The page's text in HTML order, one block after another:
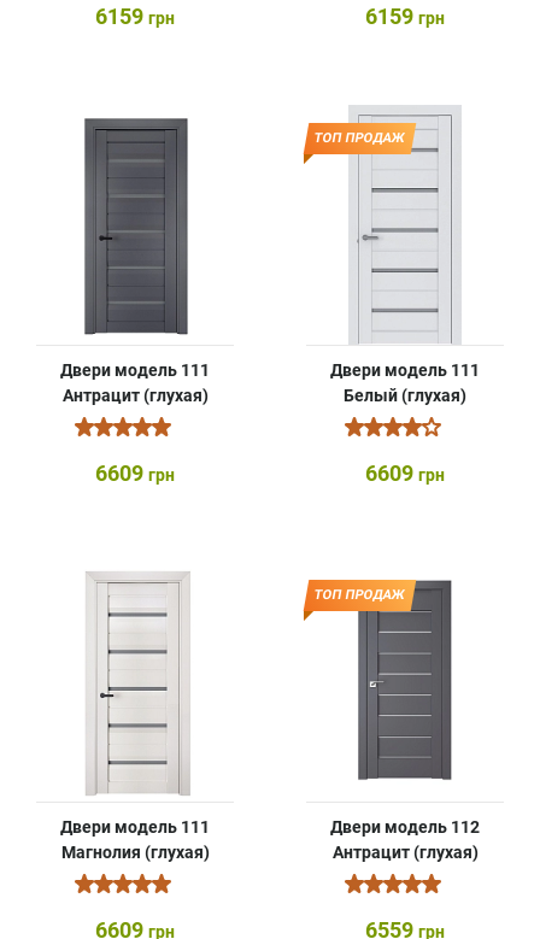
6159 грн 6159 грн
Двери модель 111
Антрацит (глухая)
6609 грн
ТОП ПРОДАЖ
Двери модель 111
Белый (глухая)
6609 грн
Двери модель 111
Магнолия (глухая)
6609 грн
ТОП ПРОДАЖ
Двери модель 112
Антрацит (глухая)
6559 грн